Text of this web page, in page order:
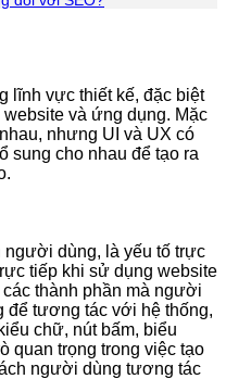
lĩnh vực thiết kế, đặc biệt
và ứng dụng. Mặc
nhưng UI và UX có
sung cho nhau để tạo ra
người dùng, là yếu tố trực
tiếp khi sử dụng website
thành phần mà người
để tương tác với hệ thống,
chữ, nút bấm, biểu
quan trọng trong việc tạo
người dùng tương tác